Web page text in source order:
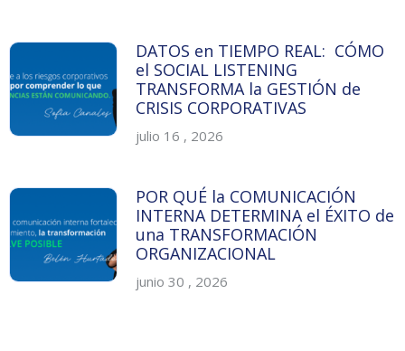
DATOS en TIEMPO REAL: CÓMO
el SOCIAL LISTENING
TRANSFORMA la GESTIÓN de
CRISIS CORPORATIVAS
julio 16 , 2026
POR QUÉ la COMUNICACIÓN
INTERNA DETERMINA el ÉXITO de
una TRANSFORMACIÓN
ORGANIZACIONAL
junio 30 , 2026